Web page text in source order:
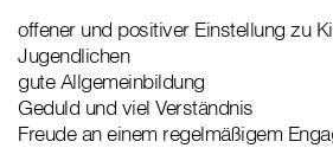
offener und positiver Einstellung zu
Jugendlichen
gute Allgemeinbildung
Geduld und viel Verständnis
Freude an einem regelmäßigem